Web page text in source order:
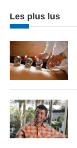
Les plus lus